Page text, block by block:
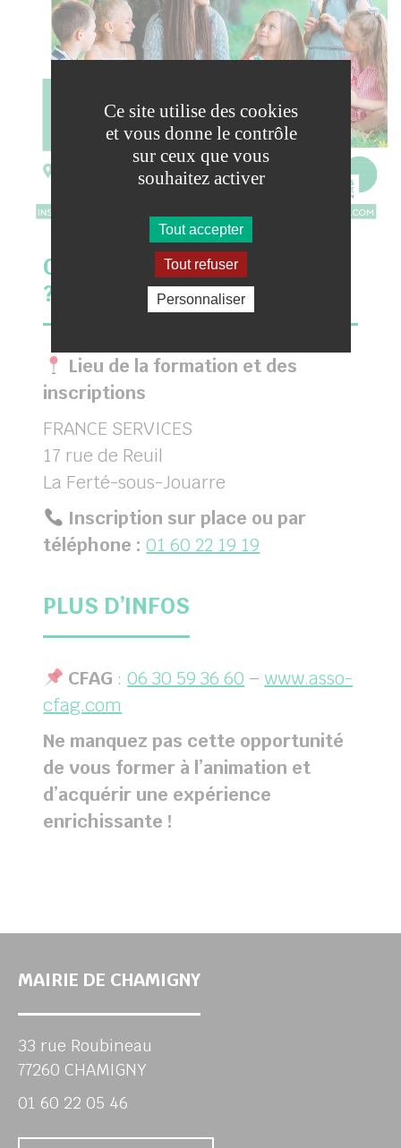
OÙ ET COMMENT S’INSCRIRE
?
Lieu de la formation et des
inscriptions
FRANCE SERVICES
17 rue de Reuil
La Ferté-sous-Jouarre
Inscription sur place ou par
téléphone : 01 60 22 19 19
PLUS D’INFOS
CFAG :06 30 59 36 60 – www.asso-
cfag.com
Ne manquez pas cette opportunité
de vous former à l’animation et
d’acquérir une expérience
enrichissante !
MAIRIE DE CHAMIGNY
33 rue Roubineau
77260 CHAMIGNY
01 60 22 05 46
Ce site utilise des cookies
et vous donne le contrôle
sur ceux que vous
souhaitez activer
Tout accepter
Tout refuser
Personnaliser